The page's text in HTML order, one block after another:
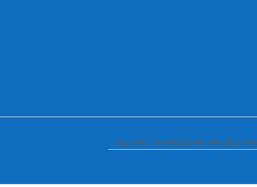
SALENTO HISTORIC